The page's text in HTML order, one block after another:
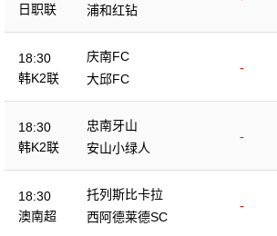
日职联
浦和红钻
18:30
韩K2联
庆南FC
-
大邱FC
18:30
韩K2联
忠南牙山
-
安山小绿人
18:30
澳南超
托列斯比卡拉
-
西阿德莱德SC